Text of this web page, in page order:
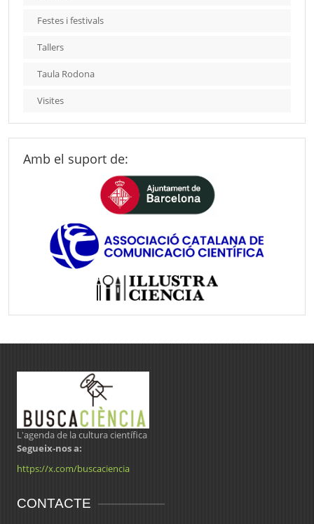
Festes i festivals
Tallers
Taula Rodona
Visites
Amb el suport de:
L'agenda de la cultura científica
Segueix-nos a:
https://x.com/buscaciencia
CONTACTE